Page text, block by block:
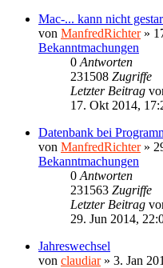
Mac-... kann nicht
von ManfredRichter»
Bekanntmachungen
0 Antworten
231508 Zugriffe
Letzter Beitrag
17. Okt 2014,
Datenbank bei
von ManfredRichter»
Bekanntmachungen
0 Antworten
231563 Zugriffe
Letzter Beitrag
29. Jun 2014,
Jahreswechsel
von claudiar» 3. Jan